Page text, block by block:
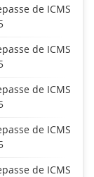
de ICMS
de ICMS
de ICMS
de ICMS
de ICMS